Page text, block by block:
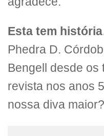
Esta tem
Phedra D.
Bengell desde os
revista nos anos
nossa diva maior?